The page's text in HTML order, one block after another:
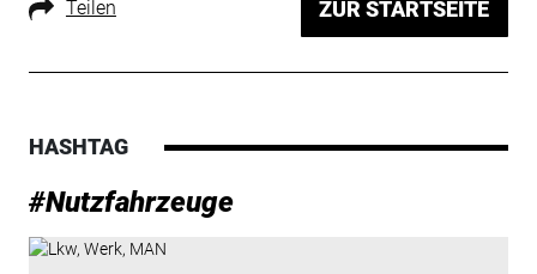
Teilen ZUR STARTSEITE
HASHTAG
#Nutzfahrzeuge